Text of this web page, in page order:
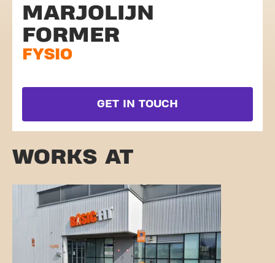
MARJOLIJN
FORMER
FYSIO
GET IN TOUCH
WORKS AT